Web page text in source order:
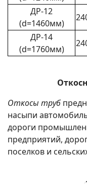
ДР-12
(d=1460мм)
ДР-14
(d=1760мм)
Откосы труб
насыпи
дороги
предприятий,
поселков и